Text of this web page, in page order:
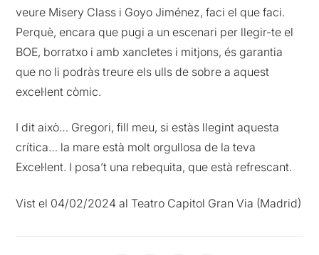
veure Misery Class i Goyo Jiménez, faci el que faci.
Perquè, encara que pugi a un escenari per llegir-te el
BOE, borratxo i amb xancletes i mitjons, és garantia
que no li podràs treure els ulls de sobre a aquest
excel·lent còmic.
I dit això… Gregori, fill meu, si estàs llegint aquesta
crítica… la mare està molt orgullosa de la teva
Excel·lent. I posa’t una rebequita, que està refrescant.
Vist el 04/02/2024 al Teatro Capitol Gran Via (Madrid)